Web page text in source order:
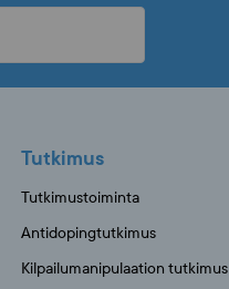
Tutkimus
Tutkimustoiminta
Antidopingtutkimus
Kilpailumanipulaation tutkimus